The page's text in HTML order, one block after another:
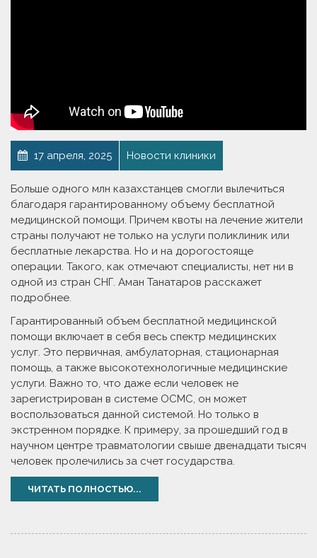
17 апреля, 2025 Новости клиники
Больше одного млн казахстанцев смогли вылечиться
благодаря гарантированному объему бесплатной
медицинской помощи. Причем квоты на лечение жители
страны получают не только на услуги поликлиник или
бесплатные лекарства. Но и на дорогостояще
операции. Такого, как отмечают специалисты, нет ни в
одной из стран СНГ. Аман Танатаров расскажет
подробнее.
Гарантированный объем бесплатной медицинской
помощи включает в себя весь спектр медицинских
услуг. Это первичная, амбулаторная, стационарная
помощь, а также высокотехнологичные медицинские
услуги. Важно то, что даже если человек не
зарегистрирован в системе ОСМС, он может
воспользоваться данной системой. Но только в
экстренном порядке. К примеру, за прошедший год в
научном центре травматологии свыше двенадцати тысяч
человек пролечились за счет государства.
ЧИТАТЬ ПОЛНОСТЬЮ...